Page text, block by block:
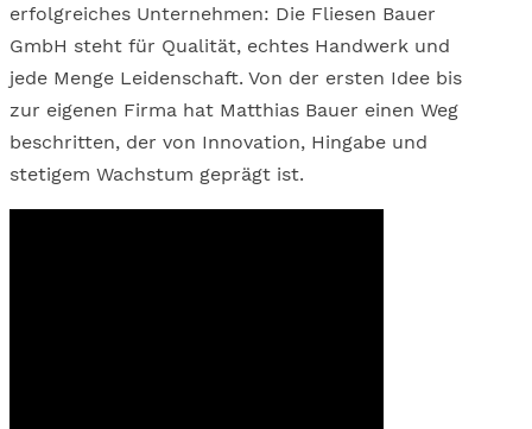
erfolgreiches Unternehmen: Die Fliesen Bauer
GmbH steht für Qualität, echtes Handwerk und
jede Menge Leidenschaft. Von der ersten Idee bis
zur eigenen Firma hat Matthias Bauer einen Weg
beschritten, der von Innovation, Hingabe und
stetigem Wachstum geprägt ist.